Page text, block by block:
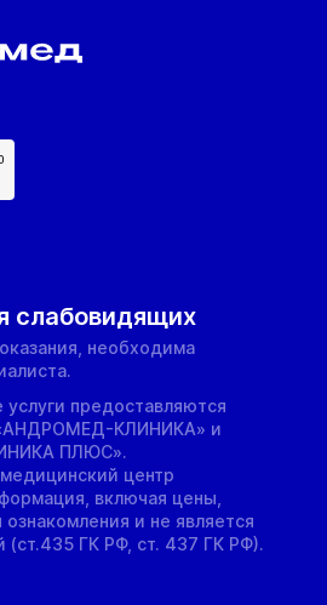
слабовидящих
необходима
предоставляются
КЛИНИКА» и
ПЛЮС».
центр
включая цены,
и не является
(ст.435 ГК РФ, cт. 437 ГК РФ).